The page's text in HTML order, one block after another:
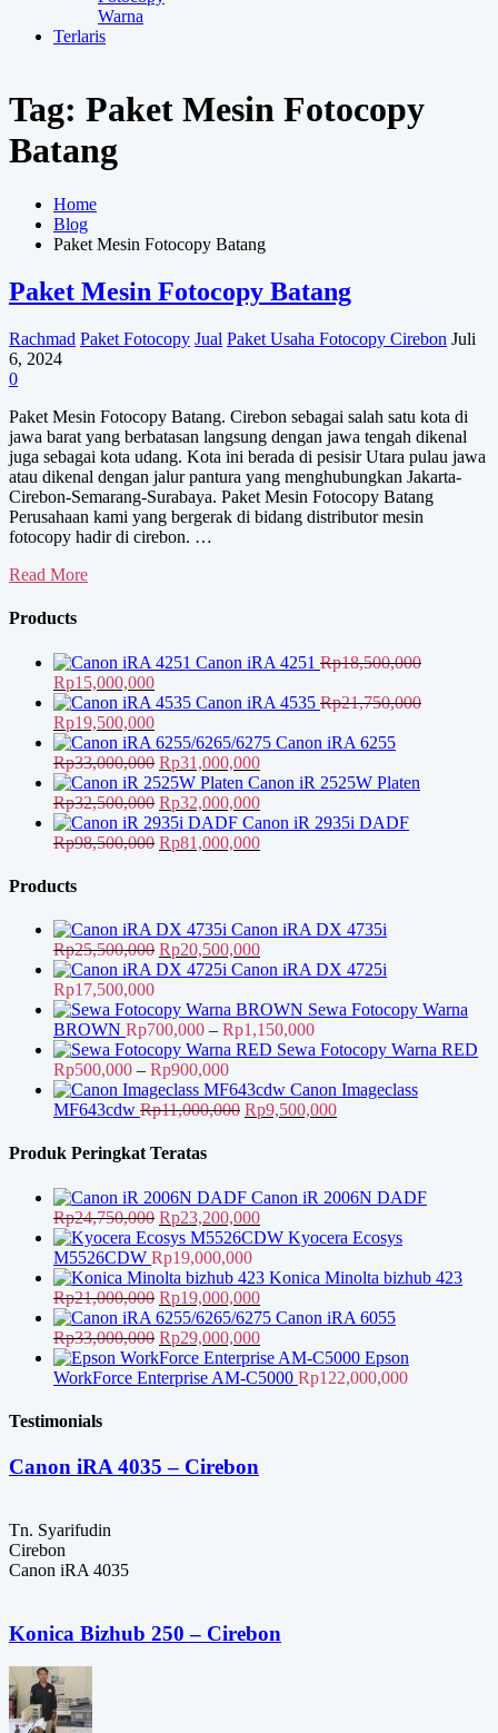
Warna
Terlaris
Tag: Paket Mesin Fotocopy
Batang
Home
Blog
Paket Mesin Fotocopy Batang
Paket Mesin Fotocopy Batang
Rachmad Paket Fotocopy Jual Paket Usaha Fotocopy Cirebon Juli
6, 2024
0
Paket Mesin Fotocopy Batang. Cirebon sebagai salah satu kota di
jawa barat yang berbatasan langsung dengan jawa tengah dikenal
juga sebagai kota udang. Kota ini berada di pesisir Utara pulau jawa
atau dikenal dengan jalur pantura yang menghubungkan Jakarta-
Cirebon-Semarang-Surabaya. Paket Mesin Fotocopy Batang
Perusahaan kami yang bergerak di bidang distributor mesin
fotocopy hadir di cirebon. …
Paket
Fotocopy
Read More
Products
Canon iRA 4251 Rp18,500,000
Harga
aslinya
adalah:
Rp18,500,000.
Rp15,000,000Harga
saat
ini
adalah:
Rp15,000,000.
Canon iRA 4535 Rp21,750,000
Harga
aslinya
adalah:
Rp21,750,000.
Rp19,500,000Harga
saat
ini
adalah:
Rp19,500,000.
Canon iRA 6255
Rp33,000,000 Harga
aslinya
adalah:
Rp33,000,000.
Rp31,000,000Harga
saat
ini
adalah:
Rp31,000,000.
Canon iR 2525W Platen
Rp32,500,000 Harga
aslinya
adalah:
Rp32,000,000Harga
saat
ini
Canon iR 2935i DADF
Rp98,500,000 Harga
Rp81,000,000Harga
Rp81,000,000.
Products
Canon iRA DX 4735i
Rp25,500,000 Harga
aslinya
Rp25,500,000.
Rp20,500,000Harga
saat
adalah:
Rp20,500,000.
Canon iRA DX 4725i
Rp17,500,000
Sewa Fotocopy Warna
BROWN Rp700,000 – Rp1,150,000Rentang
harga:
hingga
Rp1,150,000
Sewa Fotocopy Warna RED
Rp500,000 – Rp900,000Rentang
harga:
Rp500,000
Canon Imageclass
MF643cdw Rp11,000,000 Harga
Rp9,500,000Harga
Rp9,500,000.
Produk Peringkat Teratas
Canon iR 2006N DADF
Rp24,750,000 Harga
aslinya
adalah:
Rp24,750,000.
Rp23,200,000Harga
saat
adalah:
Rp23,200,000.
Kyocera Ecosys
M5526CDW Rp19,000,000
Konica Minolta bizhub 423
Rp21,000,000 Harga
aslinya
adalah:
Rp21,000,000.
Rp19,000,000Harga
saat
ini
adalah:
Rp19,000,000.
Canon iRA 6055
Rp33,000,000 Harga
aslinya
adalah:
Rp29,000,000Harga
saat
ini
Epson
WorkForce Enterprise AM-C5000 Rp122,000,000
Testimonials
Canon iRA 4035 – Cirebon
Tn. Syarifudin
Cirebon
Canon iRA 4035
Konica Bizhub 250 – Cirebon